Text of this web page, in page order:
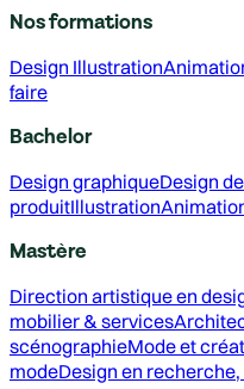
Nos formations
Design Illustration
faire
Bachelor
Design graphiqueDesign
produitIllustration
Mastère
Direction artistique en
mobilier & services
scénographieMode et
modeDesign en